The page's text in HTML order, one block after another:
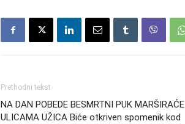
Prethodni tekst
NA DAN POBEDE BESMRTNI PUK MARŠIRAĆE
ULICAMA UŽICA Biće otkriven spomenik kod